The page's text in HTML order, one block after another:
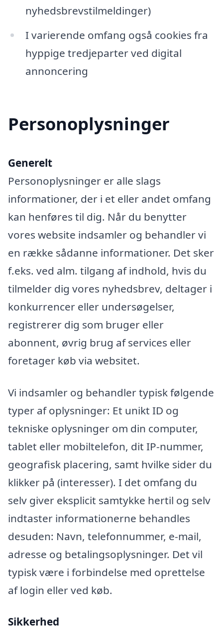
nyhedsbrevstilmeldinger)
I varierende omfang også cookies fra
hyppige tredjeparter ved digital
annoncering
Personoplysninger
Generelt
Personoplysninger er alle slags
informationer, der i et eller andet omfang
kan henføres til dig. Når du benytter
vores website indsamler og behandler vi
en række sådanne informationer. Det sker
f.eks. ved alm. tilgang af indhold, hvis du
tilmelder dig vores nyhedsbrev, deltager i
konkurrencer eller undersøgelser,
registrerer dig som bruger eller
abonnent, øvrig brug af services eller
foretager køb via websitet.
Vi indsamler og behandler typisk følgende
typer af oplysninger: Et unikt ID og
tekniske oplysninger om din computer,
tablet eller mobiltelefon, dit IP-nummer,
geografisk placering, samt hvilke sider du
klikker på (interesser). I det omfang du
selv giver eksplicit samtykke hertil og selv
indtaster informationerne behandles
desuden: Navn, telefonnummer, e-mail,
adresse og betalingsoplysninger. Det vil
typisk være i forbindelse med oprettelse
af login eller ved køb.
Sikkerhed